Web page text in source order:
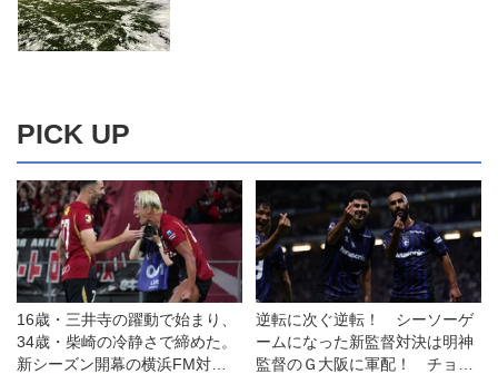
PICK UP
16歳・三井寺の躍動で始まり、
34歳・柴崎の冷静さで締めた。
新シーズン開幕の横浜FM対鹿
逆転に次ぐ逆転！ シーソーゲ
ームになった新監督対決は明神
監督のＧ大阪に軍配！ チョウ